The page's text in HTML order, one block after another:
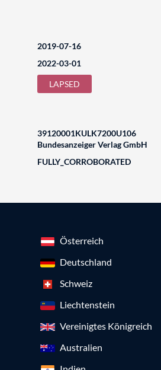
2019-07-16
2022-03-01
LAPSED
39120001KULK7200U106
Bundesanzeiger Verlag GmbH
FULLY_CORROBORATED
Österreich
Deutschland
Schweiz
Liechtenstein
Vereinigtes Königreich
Australien